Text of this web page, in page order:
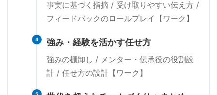
事実に基づく指摘 / 受け取りやすい伝え方 /
フィードバックのロールプレイ【ワーク】
4 強み・経験を活かす任せ方
強みの棚卸し / メンター・伝承役の役割設
計 / 任せ方の設計【ワーク】
5